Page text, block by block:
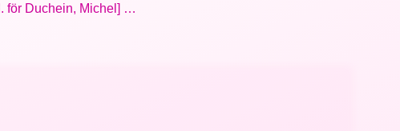
för Duchein, Michel] …